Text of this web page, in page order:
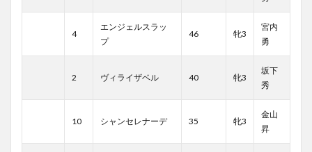
4
エンジェルスラッ
プ
46 牝3
宮内
勇
2 ヴィライザベル 40 牝3
坂下
秀
10 シャンセレナーデ 35 牝3
金山
昇